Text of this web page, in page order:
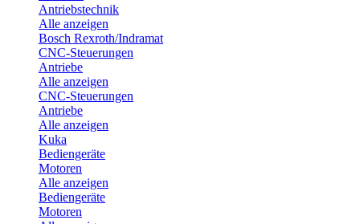
Antriebstechnik
Alle anzeigen
Bosch Rexroth/Indramat
CNC-Steuerungen
Antriebe
Alle anzeigen
CNC-Steuerungen
Antriebe
Alle anzeigen
Kuka
Bediengeräte
Motoren
Alle anzeigen
Bediengeräte
Motoren